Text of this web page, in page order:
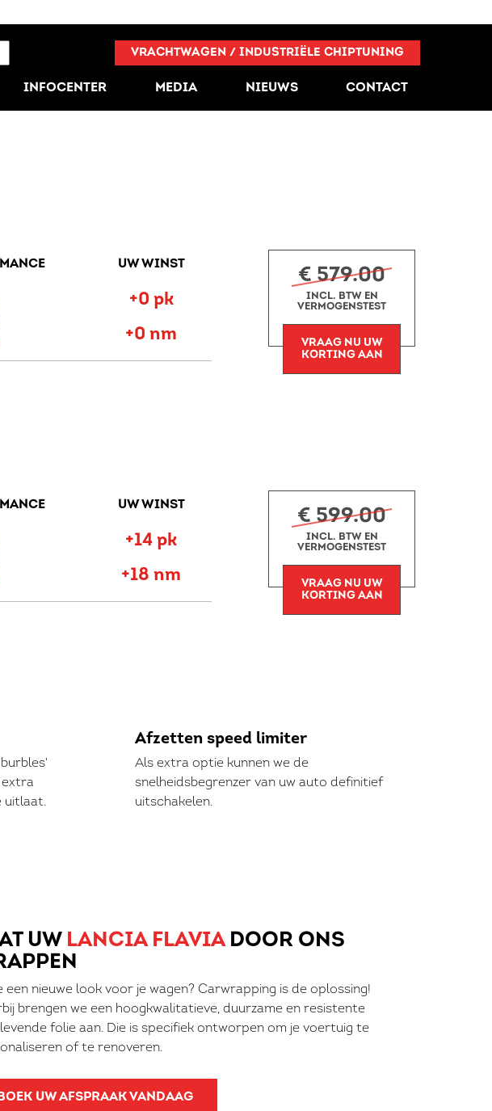
VRACHTWAGEN / INDUSTRIËLE CHIPTUNING
INFOCENTER MEDIA NIEUWS CONTACT
UW WINST
+0 pk
+0 nm
€ 579.00
INCL. BTW EN
VERMOGENSTEST
VRAAG NU UW
KORTING AAN
UW WINST
+14 pk
+18 nm
€ 599.00
INCL. BTW EN
VERMOGENSTEST
VRAAG NU UW
KORTING AAN
extra
uitlaat.
Afzetten speed limiter
Als extra optie kunnen we de
snelheidsbegrenzer van uw auto definitief
uitschakelen.
UW LANCIA FLAVIADOOR ONS
een nieuwe look voor je wagen? Carwrapping is de oplossing!
brengen we een hoogkwalitatieve, duurzame en resistente
folie aan. Die is specifiek ontworpen om je voertuig te
of te renoveren.
UW AFSPRAAK VANDAAG